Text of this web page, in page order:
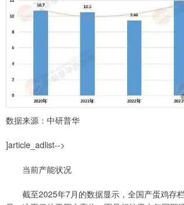
数据来源：中研普华
]article_adlist-->
当前产能状况
截至2025年7月的数据显示，全国产蛋鸡存